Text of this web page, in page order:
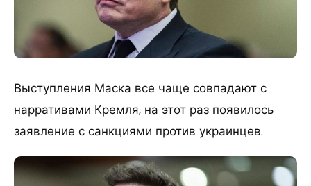
Выступления Маска все чаще совпадают с
нарративами Кремля, на этот раз появилось
заявление с санкциями против украинцев.